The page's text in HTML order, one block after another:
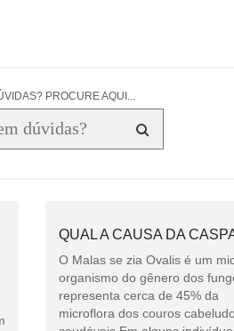
PROCURE AQUI...
QUAL A CAUSA DA
O Malas se zia Ovalis é um
organismo do gênero dos
representa cerca de 45% da
microflora dos couros